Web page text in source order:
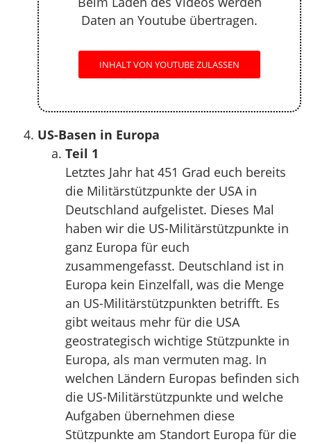
Daten an Youtube übertragen.
INHALT VON YOUTUBE ZULASSEN
US-Basen in Europa
Teil 1
Letztes Jahr hat 451 Grad euch bereits
die Militärstützpunkte der USA in
Deutschland aufgelistet. Dieses Mal
haben wir die US-Militärstützpunkte in
ganz Europa für euch
zusammengefasst. Deutschland ist in
Europa kein Einzelfall, was die Menge
an US-Militärstützpunkten betrifft. Es
gibt weitaus mehr für die USA
geostrategisch wichtige Stützpunkte in
Europa, als man vermuten mag. In
welchen Ländern Europas befinden sich
die US-Militärstützpunkte und welche
Aufgaben übernehmen diese
Stützpunkte am Standort Europa für die